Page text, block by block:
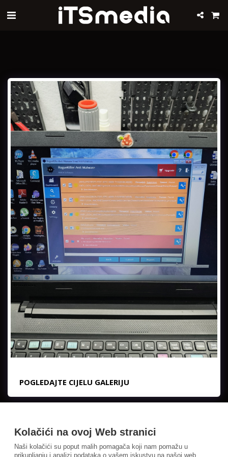
POGLEDAJTE CIJELU GALERIJU
Kolačići na ovoj Web stranici
Naši kolačići su poput malih pomagača koji nam pomažu u
prikupljanju i analizi podataka o vašem iskustvu na našoj web